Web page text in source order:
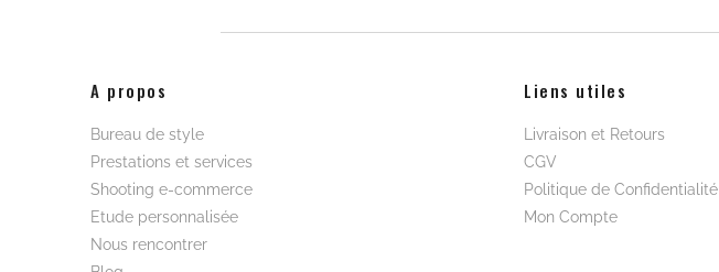
A propos
Bureau de style
Prestations et services
Shooting e-commerce
Etude personnalisée
Nous rencontrer
Liens utiles
Livraison et Retours
CGV
Politique de Confidentialité
Mon Compte